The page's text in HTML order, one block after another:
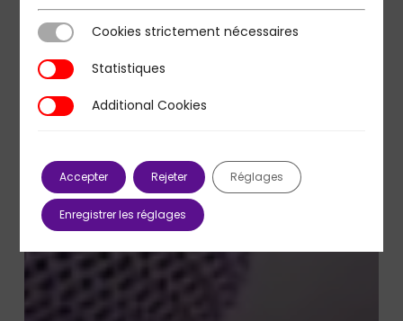
Cookies strictement nécessaires
Cookies strictement nécessaires
StatistiquesStatistiques
Additional Cookies
Additional Cookies
Accepter Rejeter Réglages
Enregistrer les réglages